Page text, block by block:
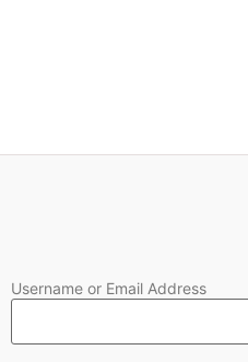
Username or Email Address